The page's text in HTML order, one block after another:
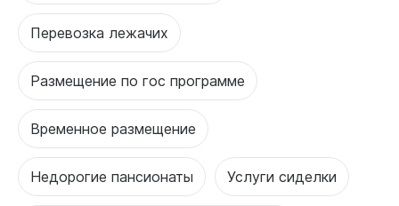
Перевозка лежачих
Размещение по гос программе
Временное размещение
Недорогие пансионаты Услуги сиделки